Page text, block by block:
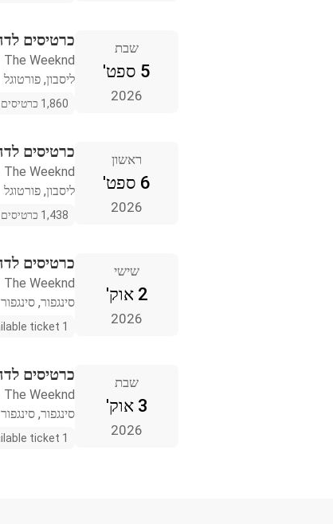
שבת
5 ספט'
2026
כרטיסים
The Weeknd
ליסבון, פורטוגל
1,860 כרטיסים זמינים
ראשון
6 ספט'
2026
כרטיסים
The Weeknd
ליסבון, פורטוגל
1,438 כרטיסים זמינים
שישי
2 אוק'
2026
כרטיסים
The Weeknd
סינגפור, סינגפור
1 available ticket
שבת
3 אוק'
2026
כרטיסים
The Weeknd
סינגפור, סינגפור
1 available ticket